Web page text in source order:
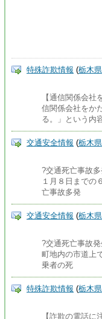
特殊詐欺情報 (栃木県
【通信関係会
信関係会社をか
る。」という内
交通安全情報 (栃木県
?交通死亡事故
１月８日までの
亡事故多発
交通安全情報 (栃木県
?交通死亡事故
町地内の市道上
乗者の死
特殊詐欺情報 (栃木県
【詐欺の電話